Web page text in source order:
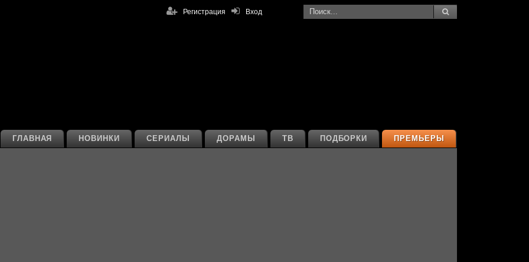
Вход
Регистрация
ПРЕМЬЕРЫ
ПОДБОРКИ
ТВ
ДОРАМЫ
СЕРИАЛЫ
НОВИНКИ
ГЛАВНАЯ